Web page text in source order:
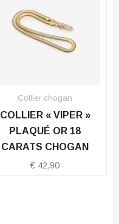
Collier chogan
COLLIER « VIPER »
PLAQUÉ OR 18
CARATS CHOGAN
€ 42,90